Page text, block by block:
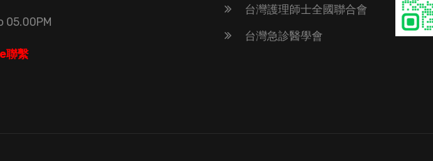
05.00PM
聯繫
台灣護理師士全國聯合會
台灣急診醫學會